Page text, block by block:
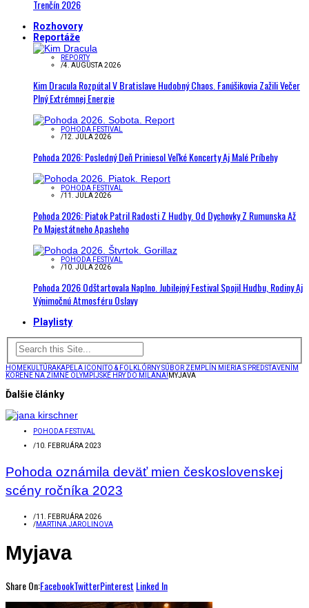
Trenčín 2026
Rozhovory
Reportáže
REPORTY
/4. AUGUSTA 2026
Kim Dracula Rozpútal V Bratislave Hudobný Chaos. Fanúšikovia Zažili Večer
Plný Extrémnej Energie
POHODA FESTIVAL
/12. JÚLA 2026
Pohoda 2026: Posledný Deň Priniesol Veľké Koncerty Aj Malé Príbehy
POHODA FESTIVAL
/11. JÚLA 2026
Pohoda 2026: Piatok Patril Radosti Z Hudby. Od Dychovky Z Rumunska Až
Po Majestátneho Apasheho
POHODA FESTIVAL
/10. JÚLA 2026
Pohoda 2026 Odštartovala Naplno. Jubilejný Festival Spojil Hudbu, Rodiny Aj
Výnimočnú Atmosféru Oslavy
Playlisty
HOMEKULTÚRAKAPELA ICONITO & FOLKLÓRNY SÚBOR ZEMPLÍN MIERIA S PREDSTAVENÍM
KORENE NA ZIMNÉ OLYMPIJSKÉ HRY DO MILÁNA! MYJAVA
Ďalšie články
POHODA FESTIVAL
/10. FEBRUÁRA 2023
Pohoda oznámila deväť mien československej
scény ročníka 2023
/11. FEBRUÁRA 2026
/MARTINA JAROLINOVA
Myjava
Share On:FacebookTwitterPinterest Linked In